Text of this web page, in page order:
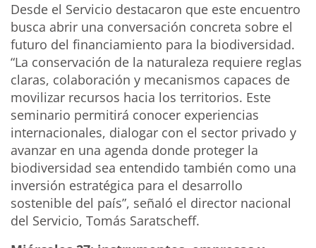
Desde el Servicio destacaron que este encuentro
busca abrir una conversación concreta sobre el
futuro del financiamiento para la biodiversidad.
“La conservación de la naturaleza requiere reglas
claras, colaboración y mecanismos capaces de
movilizar recursos hacia los territorios. Este
seminario permitirá conocer experiencias
internacionales, dialogar con el sector privado y
avanzar en una agenda donde proteger la
biodiversidad sea entendido también como una
inversión estratégica para el desarrollo
sostenible del país”, señaló el director nacional
del Servicio, Tomás Saratscheff.